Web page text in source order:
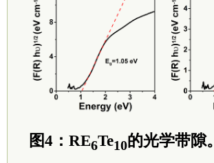
图4：RE6Te10的光学带隙。